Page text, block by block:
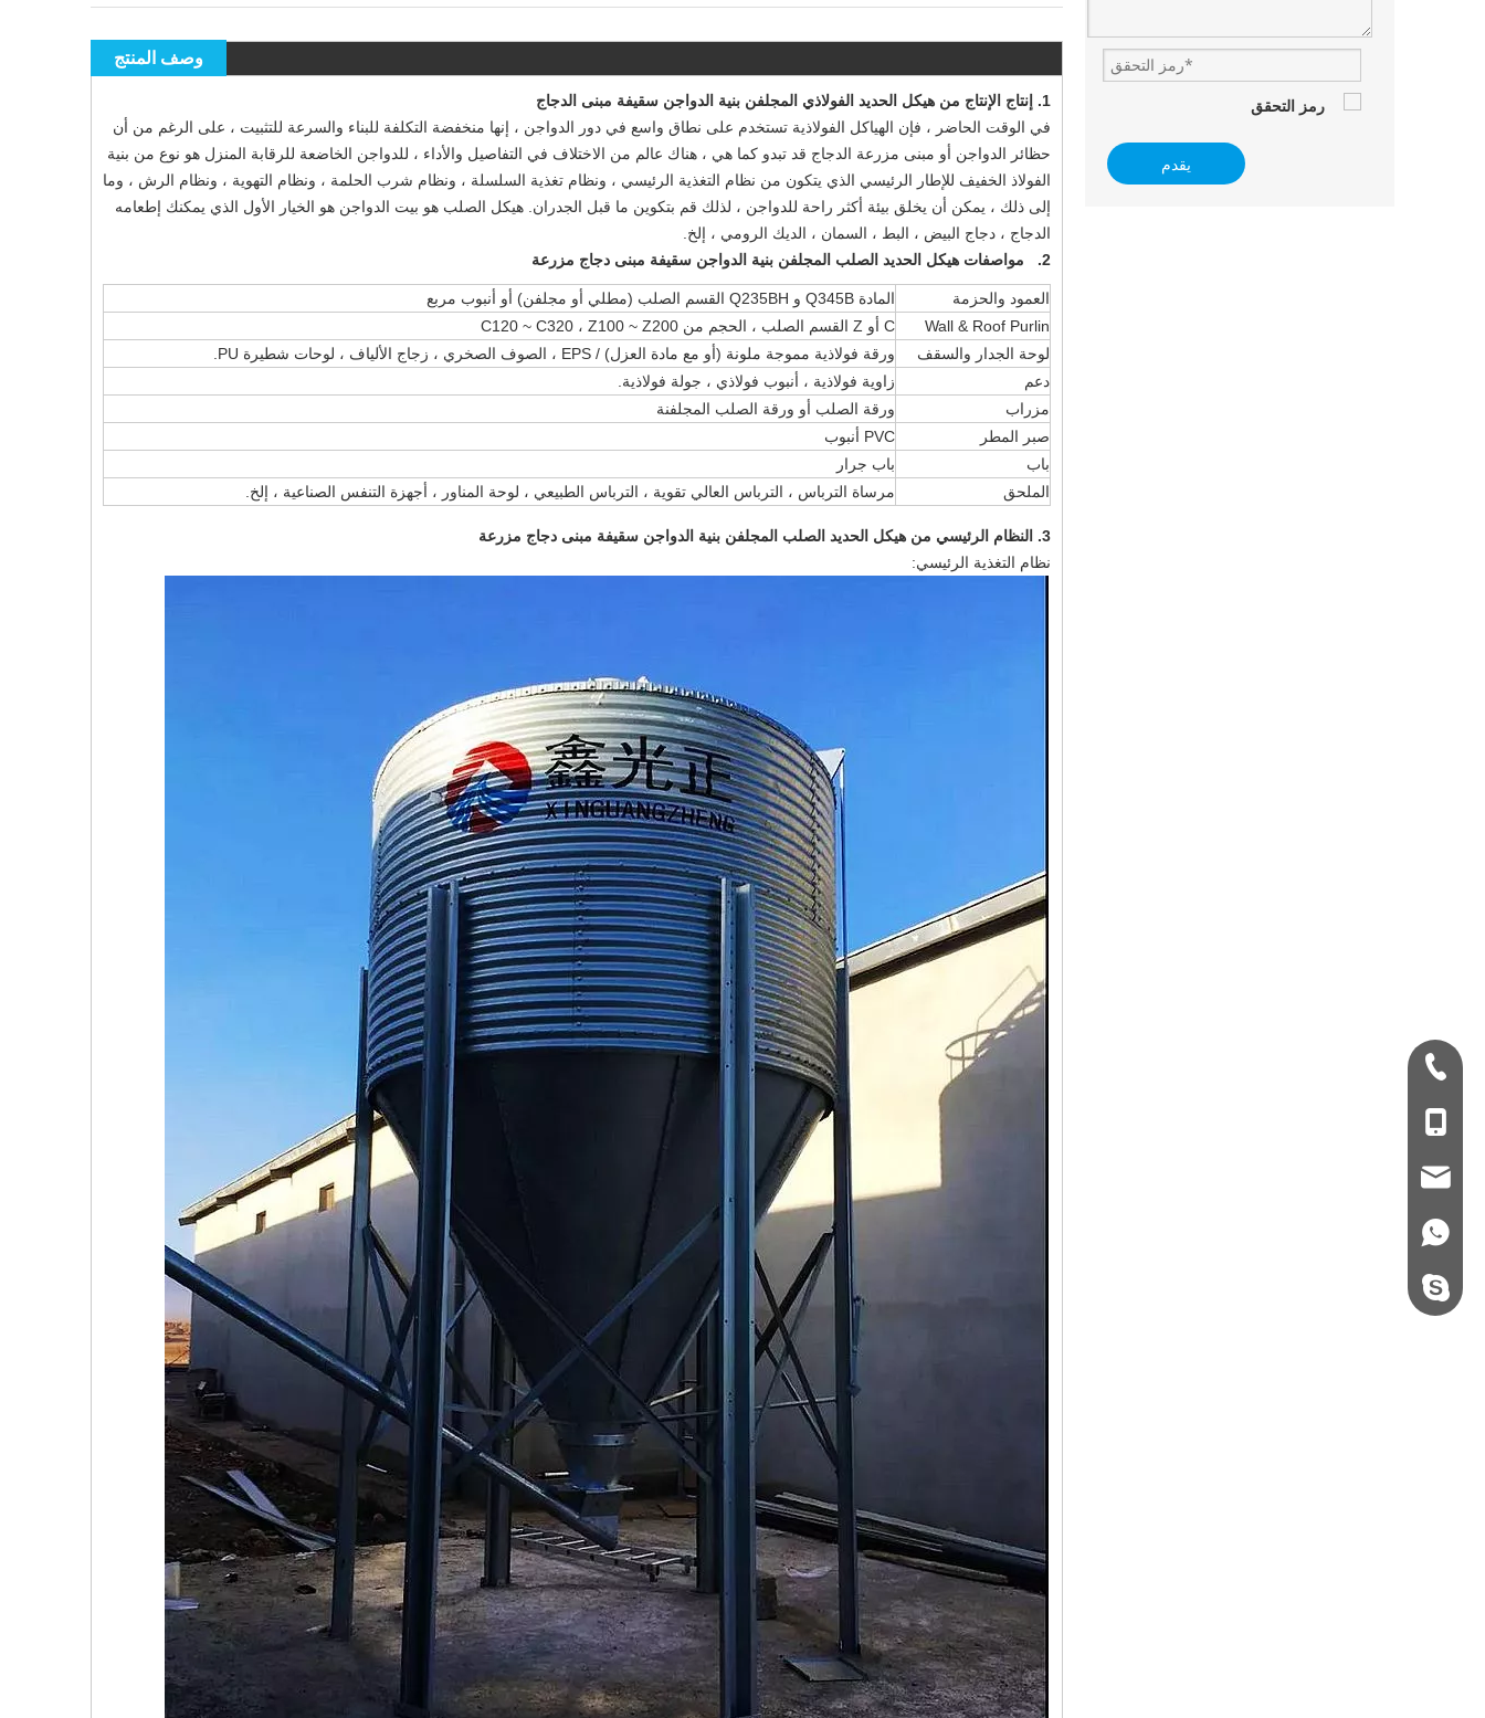
وصف المنتج
1. إنتاج الإنتاج من هيكل الحديد الفولاذي المجلفن بنية الدواجن سقيفة مبنى الدجاج
في الوقت الحاضر ، فإن الهياكل الفولاذية تستخدم على نطاق واسع في دور الدواجن ، إنها منخفضة التكلفة للبناء والسرعة للتثبيت ، على الرغم من أن
حظائر الدواجن أو مبنى مزرعة الدجاج قد تبدو كما هي ، هناك عالم من الاختلاف في التفاصيل والأداء ، للدواجن الخاضعة للرقابة المنزل هو نوع من بنية
الفولاذ الخفيف للإطار الرئيسي الذي يتكون من نظام التغذية الرئيسي ، ونظام تغذية السلسلة ، ونظام شرب الحلمة ، ونظام التهوية ، ونظام الرش ، وما
إلى ذلك ، يمكن أن يخلق بيئة أكثر راحة للدواجن ، لذلك قم بتكوين ما قبل الجدران. هيكل الصلب هو بيت الدواجن هو الخيار الأول الذي يمكنك إطعامه
الدجاج ، دجاج البيض ، البط ، السمان ، الديك الرومي ، إلخ.
2. مواصفات هيكل الحديد الصلب المجلفن بنية الدواجن سقيفة مبنى دجاج مزرعة
العمود والحزمة
المادة Q345B و Q235BH القسم الصلب (مطلي أو مجلفن) أو أنبوب مربع
Wall & Roof Purlin
C أو Z القسم الصلب ، الحجم من C120 ~ C320 ، Z100 ~ Z200
لوحة الجدار والسقف
ورقة فولاذية مموجة ملونة (أو مع مادة العزل) / EPS ، الصوف الصخري ، زجاج الألياف ، لوحات شطيرة PU.
دعم
زاوية فولاذية ، أنبوب فولاذي ، جولة فولاذية.
مزراب
ورقة الصلب أو ورقة الصلب المجلفنة
صبر المطر
PVC أنبوب
باب
باب جرار
الملحق
مرساة الترباس ، الترباس العالي تقوية ، الترباس الطبيعي ، لوحة المناور ، أجهزة التنفس الصناعية ، إلخ.
3. النظام الرئيسي من هيكل الحديد الصلب المجلفن بنية الدواجن سقيفة مبنى دجاج مزرعة
نظام التغذية الرئيسي:
يقدم
+ 86-532-
+86 -
+86 -